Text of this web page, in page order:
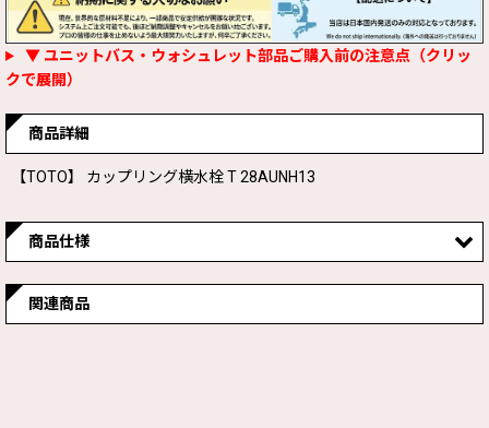
▼ ユニットバス・ウォシュレット部品ご購入前の注意点（クリッ
クで展開）
商品詳細
【TOTO】 カップリング横水栓 T 28AUNH13
商品仕様
関連商品